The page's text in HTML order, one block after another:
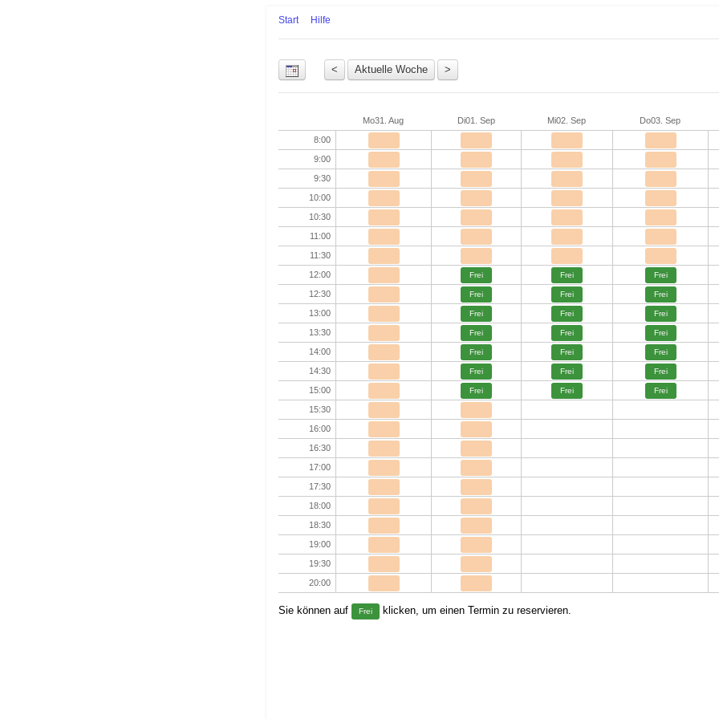
Start Hilfe
Mo31. Aug Di01. Sep Mi02. Sep Do03. Sep
8:00
9:00
9:30
10:00
10:30
11:00
11:30
12:00
Frei Frei Frei
12:30 Frei Frei Frei
13:00 Frei Frei Frei
13:30 Frei Frei Frei
14:00 Frei Frei Frei
14:30 Frei Frei Frei
15:00 Frei Frei Frei
15:30
16:00
16:30
17:00
17:30
18:00
18:30
19:00
19:30
20:00
Sie können auf Frei klicken, um einen Termin zu reservieren.